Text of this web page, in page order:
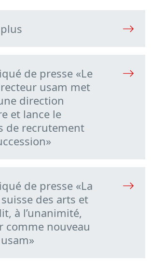
de presse «Le
usam met
direction
et lance le
de recrutement
de presse «La
des arts et
à l’unanimité,
comme nouveau